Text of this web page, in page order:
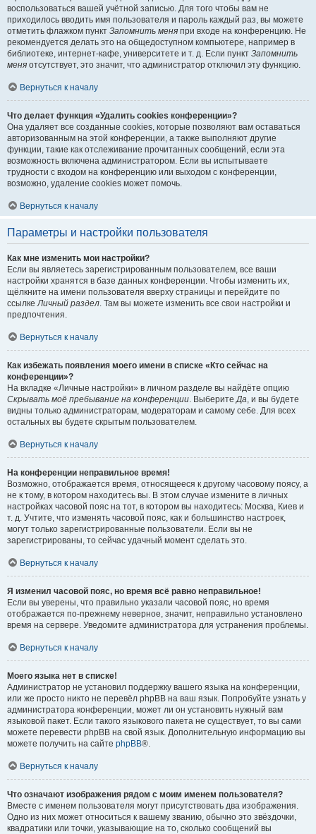
воспользоваться вашей учётной записью. Для того чтобы вам не
приходилось вводить имя пользователя и пароль каждый раз, вы можете
отметить флажком пункт Запомнить меня при входе на конференцию. Не
рекомендуется делать это на общедоступном компьютере, например в
библиотеке, интернет-кафе, университете и т. д. Если пункт Запомнить
меня отсутствует, это значит, что администратор отключил эту функцию.
Вернуться к началу
Что делает функция «Удалить cookies конференции»?
Она удаляет все созданные cookies, которые позволяют вам оставаться
авторизованным на этой конференции, а также выполняют другие
функции, такие как отслеживание прочитанных сообщений, если эта
возможность включена администратором. Если вы испытываете
трудности с входом на конференцию или выходом с конференции,
возможно, удаление cookies может помочь.
Вернуться к началу
Параметры и настройки пользователя
Как мне изменить мои настройки?
Если вы являетесь зарегистрированным пользователем, все ваши
настройки хранятся в базе данных конференции. Чтобы изменить их,
щёлкните на имени пользователя вверху страницы и перейдите по
ссылкеЛичный раздел. Там вы можете изменить все свои настройки и
предпочтения.
Вернуться к началу
Как избежать появления моего имени в списке «Кто сейчас на
конференции»?
На вкладке «Личные настройки» в личном разделе вы найдёте опцию
Скрывать моё пребывание на конференции. ВыберитеДа, и вы будете
видны только администраторам, модераторам и самому себе. Для всех
остальных вы будете скрытым пользователем.
Вернуться к началу
На конференции неправильное время!
Возможно, отображается время, относящееся к другому часовому поясу, а
не к тому, в котором находитесь вы. В этом случае измените в личных
настройках часовой пояс на тот, в котором вы находитесь: Москва, Киев и
т. д. Учтите, что изменять часовой пояс, как и большинство настроек,
могут только зарегистрированные пользователи. Если вы не
зарегистрированы, то сейчас удачный момент сделать это.
Вернуться к началу
Я изменил часовой пояс, но время всё равно неправильное!
Если вы уверены, что правильно указали часовой пояс, но время
отображается по-прежнему неверное, значит, неправильно установлено
время на сервере. Уведомите администратора для устранения проблемы.
Вернуться к началу
Моего языка нет в списке!
Администратор не установил поддержку вашего языка на конференции,
или же просто никто не перевёл phpBB на ваш язык. Попробуйте узнать у
администратора конференции, может ли он установить нужный вам
языковой пакет. Если такого языкового пакета не существует, то вы сами
можете перевести phpBB на свой язык. Дополнительную информацию вы
можете получить на сайте phpBB®.
Вернуться к началу
Что означают изображения рядом с моим именем пользователя?
Вместе с именем пользователя могут присутствовать два изображения.
Одно из них может относиться к вашему званию, обычно это звёздочки,
квадратики или точки, указывающие на то, сколько сообщений вы